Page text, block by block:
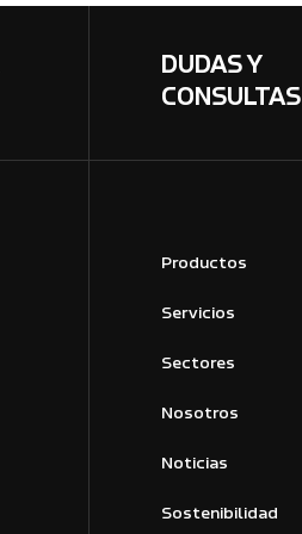
DUDAS Y
CONSULTAS
Productos
Servicios
Sectores
Nosotros
Noticias
Sostenibilidad